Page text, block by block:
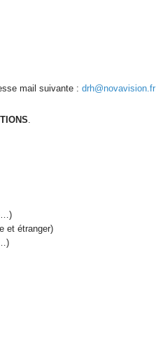
mail suivante : drh@novavision.fr
.
et étranger)